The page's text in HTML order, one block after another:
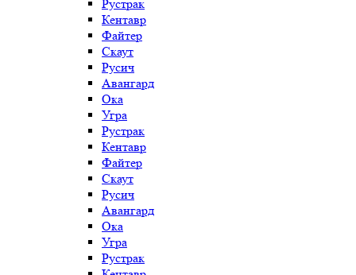
Рустрак
Кентавр
Файтер
Скаут
Русич
Авангард
Ока
Угра
Рустрак
Кентавр
Файтер
Скаут
Русич
Авангард
Ока
Угра
Рустрак